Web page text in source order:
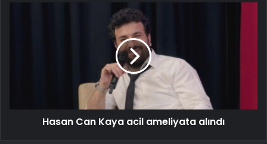
Hasan Can Kaya acil ameliyata alındı